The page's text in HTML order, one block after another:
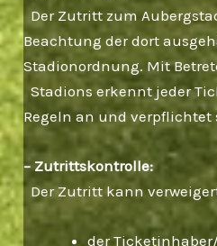
Der Zutritt zum
Beachtung der dort
Stadionordnung. Mit
Stadions erkennt jeder
Regeln an und
– Zutrittskontrolle:
Der Zutritt kann
der